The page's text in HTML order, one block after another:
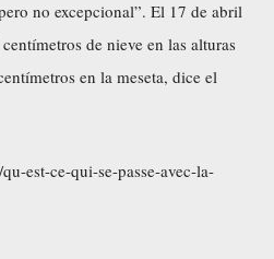
no excepcional”. El 17 de abril
de nieve en las alturas
en la meseta, dice el
est-ce-qui-se-passe-avec-la-